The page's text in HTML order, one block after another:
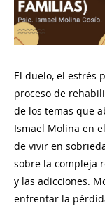
El duelo, el estrés
proceso de
de los temas que
Ismael Molina en
de vivir en
sobre la compleja
y las adicciones.
enfrentar la